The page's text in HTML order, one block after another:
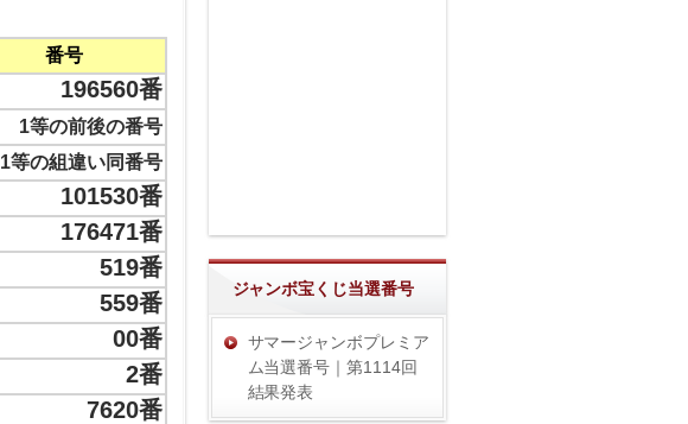
番号
196560番
1等の前後の番号
1等の組違い同番号
101530番
176471番
519番
559番
00番
2番
7620番
ジャンボ宝くじ当選番号
サマージャンボプレミア
ム当選番号｜第1114回
結果発表